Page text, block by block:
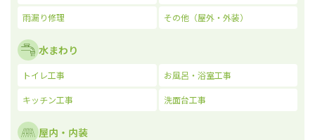
雨漏り修理 その他（屋外・外装）
水まわり
トイレ工事 お風呂・浴室工事
キッチン工事 洗面台工事
屋内・内装